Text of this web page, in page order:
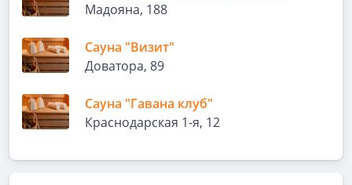
Мадояна, 188
Сауна "Визит"
Доватора, 89
Сауна "Гавана клуб"
Краснодарская 1-я, 12